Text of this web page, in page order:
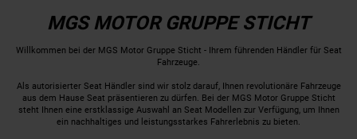
MGS MOTOR GRUPPE STICHT
Willkommen bei der MGS Motor Gruppe Sticht - Ihrem führenden Händler für Seat
Fahrzeuge.
Als autorisierter Seat Händler sind wir stolz darauf, Ihnen revolutionäre Fahrzeuge
aus dem Hause Seat präsentieren zu dürfen. Bei der MGS Motor Gruppe Sticht
steht Ihnen eine erstklassige Auswahl an Seat Modellen zur Verfügung, um Ihnen
ein nachhaltiges und leistungsstarkes Fahrerlebnis zu bieten.